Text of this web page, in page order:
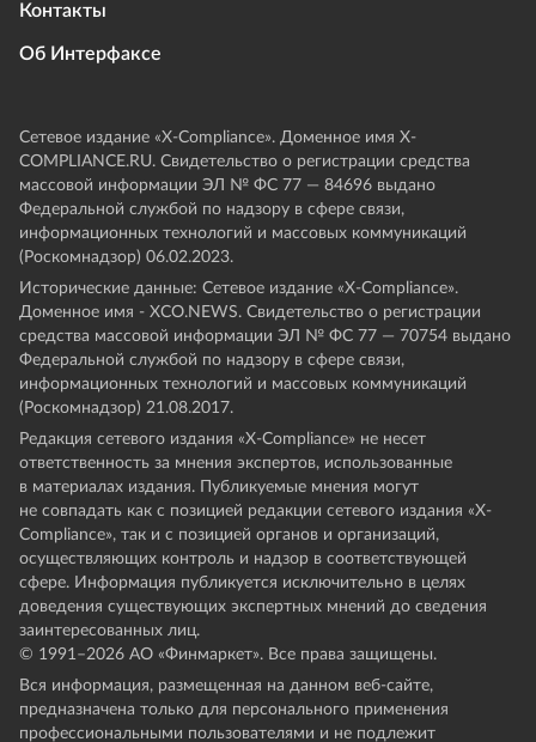
Контакты
Об Интерфаксе
Сетевое издание «Х-Compliance». Доменное имя X-
COMPLIANCE.RU. Свидетельство о регистрации средства
массовой информации ЭЛ № ФС 77 — 84696 выдано
Федеральной службой по надзору в сфере связи,
информационных технологий и массовых коммуникаций
(Роскомнадзор) 06.02.2023.
Исторические данные: Сетевое издание «Х-Compliance».
Доменное имя - XCO.NEWS. Свидетельство о регистрации
средства массовой информации ЭЛ № ФС 77 — 70754 выдано
Федеральной службой по надзору в сфере связи,
информационных технологий и массовых коммуникаций
(Роскомнадзор) 21.08.2017.
Редакция сетевого издания «X-Compliance» не несет
ответственность за мнения экспертов, использованные
в материалах издания. Публикуемые мнения могут
не совпадать как с позицией редакции сетевого издания «X-
Compliance», так и с позицией органов и организаций,
осуществляющих контроль и надзор в соответствующей
сфере. Информация публикуется исключительно в целях
доведения существующих экспертных мнений до сведения
заинтересованных лиц.
© 1991–2026 АО «Финмаркет». Все права защищены.
Вся информация, размещенная на данном веб-сайте,
предназначена только для персонального применения
профессиональными пользователями и не подлежит